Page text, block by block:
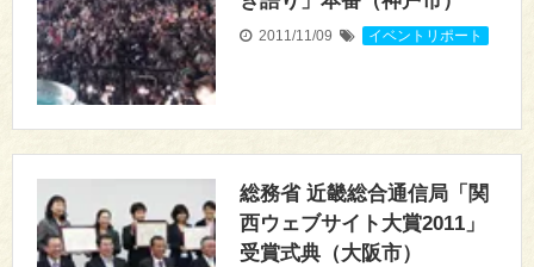
2011/11/09 イベントリポート
総務省 近畿総合通信局「関
西ウェブサイト大賞2011」
受賞式典（大阪市）